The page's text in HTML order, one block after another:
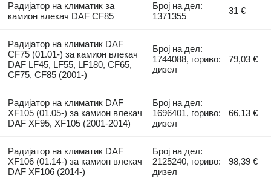
Радијатор на климатик за
камион влекач DAF CF85
Број на дел:
1371355
31 €
Радијатор на климатик DAF
CF75 (01.01-) за камион влекач
DAF LF45, LF55, LF180, CF65,
CF75, CF85 (2001-)
Број на дел:
1744088, гориво:
дизел
79,03 €
Радијатор на климатик DAF
XF105 (01.05-) за камион влекач
DAF XF95, XF105 (2001-2014)
Број на дел:
1696401, гориво:
дизел
66,13 €
Радијатор на климатик DAF
XF106 (01.14-) за камион влекач
DAF XF106 (2014-)
Број на дел:
2125240, гориво:
дизел
98,39 €